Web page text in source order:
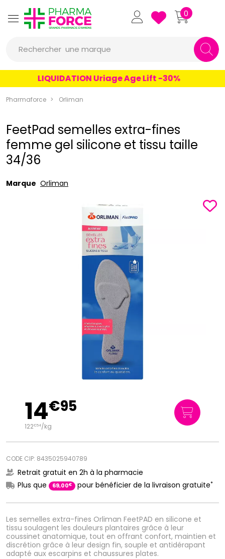
Pharmaforce Grande Pharmacie
0
Rechercher
un produit
une marque
LIQUIDATION Uriage Age Lift -30%
Pharmaforce Orliman
FeetPad semelles extra-fines
femme gel silicone et tissu taille
34/36
Marque Orliman
Les semelles extra-fines Orliman FeetPAD en silicone et
tissu soulagent les douleurs plantaires grâce à leur
coussinet anatomique, tout en offrant confort, maintien et
discrétion grâce à leur design fin, souple et antidérapant
adapté aux escarpins et chaussures plates.
14€95
122€54/kg
CODE CIP: 8435025940789
Retrait gratuit en 2h à la pharmacie
Plus que
69,00€ pour bénéficier de la livraison gratuite*